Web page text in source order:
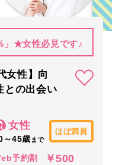
」★女性必見です♪
女性】向
との出会い
女性
～45歳 まで
ほぼ満員
予約割 ￥500